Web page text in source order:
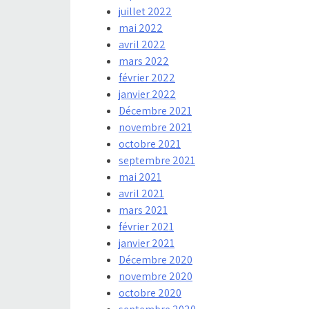
juillet 2022
mai 2022
avril 2022
mars 2022
février 2022
janvier 2022
Décembre 2021
novembre 2021
octobre 2021
septembre 2021
mai 2021
avril 2021
mars 2021
février 2021
janvier 2021
Décembre 2020
novembre 2020
octobre 2020